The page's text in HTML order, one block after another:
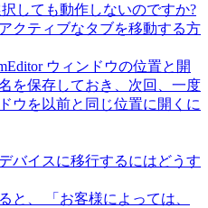
しても動作しないのですか?
クティブなタブを移動する方
ウィンドウの位置と開
を保存しておき、次回、一度
ウを以前と同じ位置に開くに
バイスに移行するにはどうす
と、 「お客様によっては、